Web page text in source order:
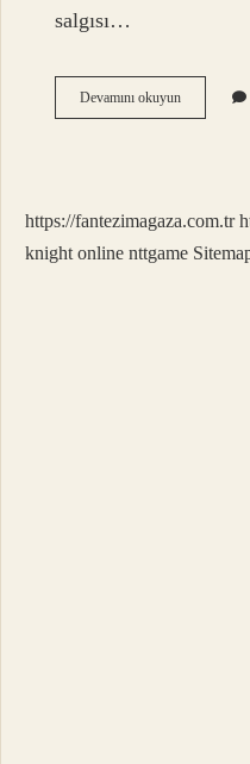
salgısı…
Devamını okuyunKalıcı
Dipliner
https://fantezimagaza.com.tr
knight online nttgame